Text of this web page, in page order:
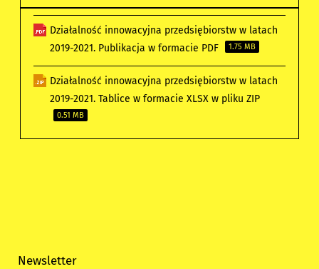
Działalność innowacyjna przedsiębiorstw w latach
2019-2021. Publikacja w formacie PDF
1.75 MB
Działalność innowacyjna przedsiębiorstw w latach
2019-2021. Tablice w formacie XLSX w pliku ZIP
0.51 MB
Newsletter